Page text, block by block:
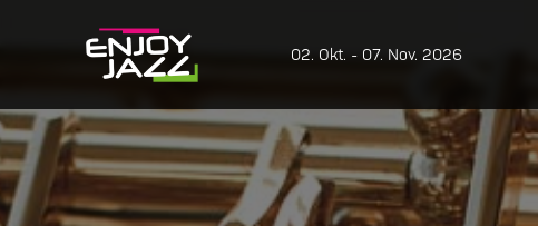
02. Okt. - 07. Nov. 2026